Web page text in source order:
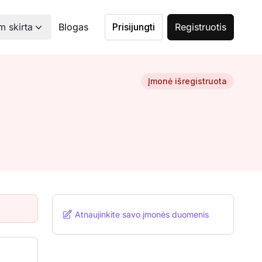
skirta Blogas Prisijungti Registruotis
Įmonė išregistruota
Atnaujinkite savo įmonės duomenis